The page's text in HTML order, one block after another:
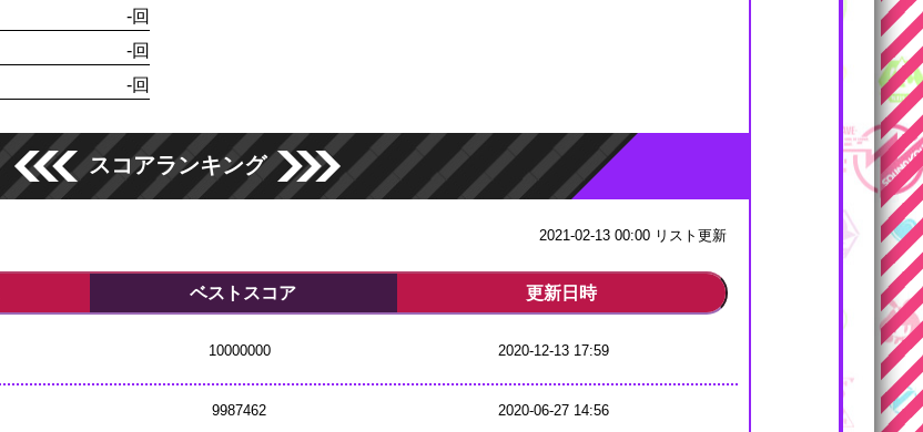
-回
-回
-回
スコアランキング
2021-02-13 00:00 リスト更新
ベストスコア 更新日時
10000000 2020-12-13 17:59
9987462 2020-06-27 14:56